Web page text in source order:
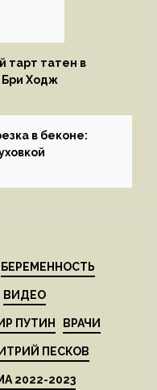
тарт татен в
Бри Ходж
в беконе:
БЕРЕМЕННОСТЬ
ВИДЕО
ПУТИН ВРАЧИ
ПЕСКОВ
2022-2023